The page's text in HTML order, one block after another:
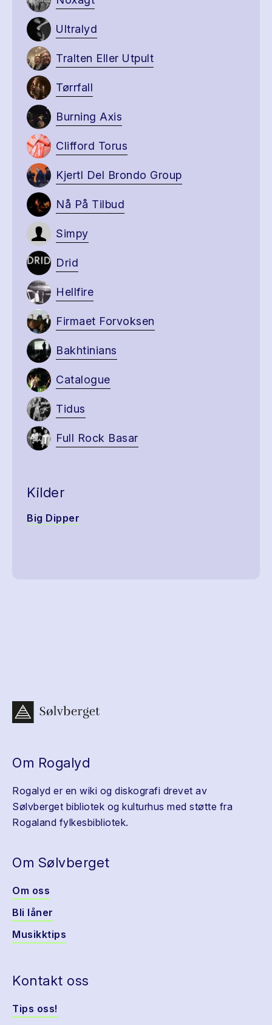
Ultralyd
Tralten Eller Utpult
Tørrfall
Burning Axis
Clifford Torus
Kjertl Del Brondo Group
Nå På Tilbud
Simpy
Drid
Hellfire
Firmaet Forvoksen
Bakhtinians
Catalogue
Tidus
Full Rock Basar
Kilder
Big Dipper
Om Rogalyd
Rogalyd er en wiki og diskografi drevet av
Sølvberget bibliotek og kulturhus med støtte fra
Rogaland fylkesbibliotek.
Om Sølvberget
Om oss
Bli låner
Musikktips
Kontakt oss
Tips oss!